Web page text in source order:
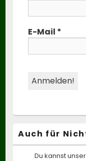
E-Mail *
Auch für
Du kannst